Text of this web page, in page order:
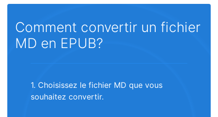
Comment convertir un fichier
MD en EPUB?
1. Choisissez le fichier MD que vous
souhaitez convertir.